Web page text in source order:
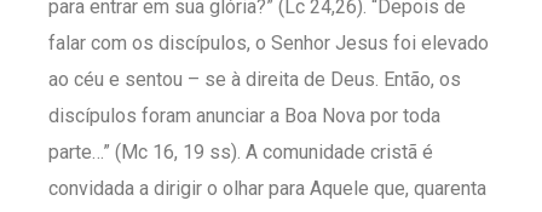
para entrar em sua glória?” (Lc 24,26). “Depois de
falar com os discípulos, o Senhor Jesus foi elevado
ao céu e sentou – se à direita de Deus. Então, os
discípulos foram anunciar a Boa Nova por toda
parte…” (Mc 16, 19 ss). A comunidade cristã é
convidada a dirigir o olhar para Aquele que, quarenta